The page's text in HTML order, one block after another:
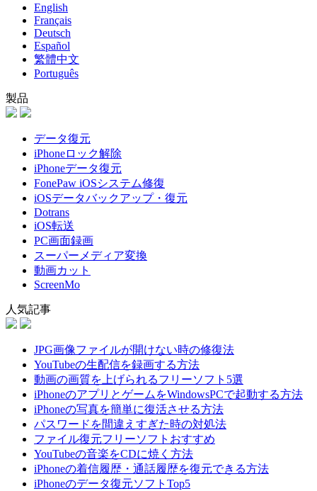
English
Français
Deutsch
Español
繁體中文
Português
製品
データ復元
iPhoneロック解除
iPhoneデータ復元
FonePaw iOSシステム修復
iOSデータバックアップ・復元
Dotrans
iOS転送
PC画面録画
スーパーメディア変換
動画カット
ScreenMo
人気記事
JPG画像ファイルが開けない時の修復法
YouTubeの生配信を録画する方法
動画の画質を上げられるフリーソフト5選
iPhoneのアプリとゲームをWindowsPCで起動する方法
iPhoneの写真を簡単に復活させる方法
パスワードを間違えすぎた時の対処法
ファイル復元フリーソフトおすすめ
YouTubeの音楽をCDに焼く方法
iPhoneの着信履歴・通話履歴を復元できる方法
iPhoneのデータ復元ソフトTop5